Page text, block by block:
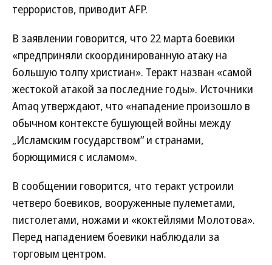
террористов, приводит AFP.
В заявлении говорится, что 22 марта боевики
«предприняли скоординированную атаку на
большую толпу христиан». Теракт назван «самой
жестокой атакой за последние годы». Источники
Amaq утверждают, что «нападение произошло в
обычном контексте бушующей войны между
„Исламским государством“ и странами,
борющимися с исламом».
В сообщении говорится, что теракт устроили
четверо боевиков, вооруженные пулеметами,
пистолетами, ножами и «коктейлями Молотова».
Перед нападением боевики наблюдали за
торговым центром.